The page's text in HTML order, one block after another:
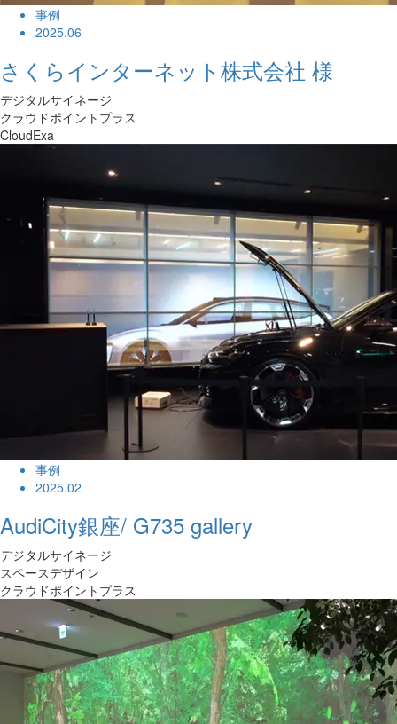
事例
2025.06
さくらインターネット株式会社 様
デジタルサイネージ
クラウドポイントプラス
CloudExa
事例
2025.02
AudiCity銀座/ G735 gallery
デジタルサイネージ
スペースデザイン
クラウドポイントプラス